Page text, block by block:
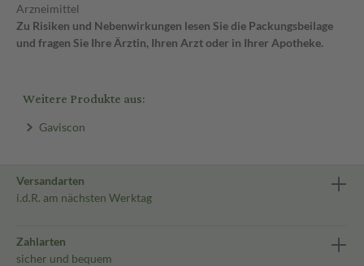
Arzneimittel
Zu Risiken und Nebenwirkungen lesen Sie die Packungsbeilage
und fragen Sie Ihre Ärztin, Ihren Arzt oder in Ihrer Apotheke.
Weitere Produkte aus:
Gaviscon
Versandarten
i.d.R. am nächsten Werktag
Zahlarten
sicher und bequem